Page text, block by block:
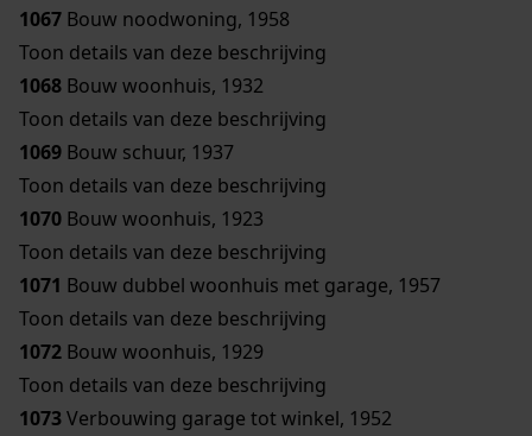
1067 Bouw noodwoning, 1958
Toon details van deze beschrijving
1068 Bouw woonhuis, 1932
Toon details van deze beschrijving
1069 Bouw schuur, 1937
Toon details van deze beschrijving
1070 Bouw woonhuis, 1923
Toon details van deze beschrijving
1071 Bouw dubbel woonhuis met garage, 1957
Toon details van deze beschrijving
1072 Bouw woonhuis, 1929
Toon details van deze beschrijving
1073Verbouwing garage tot winkel, 1952